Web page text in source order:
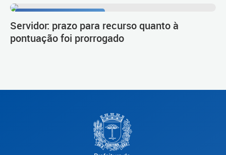
Servidor: prazo para recurso quanto à
pontuação foi prorrogado